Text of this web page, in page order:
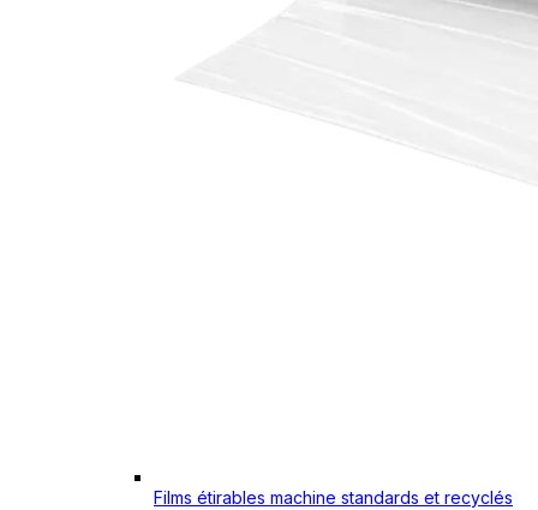
Films étirables machine standards et recyclés